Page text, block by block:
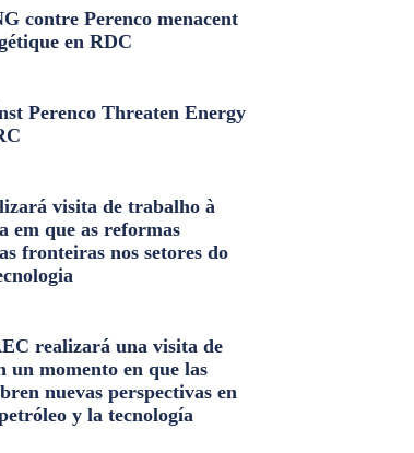
contre Perenco menacent
en RDC
Perenco Threaten Energy
visita de trabalho à
em que as reformas
fronteiras nos setores do
realizará una visita de
un momento en que las
nuevas perspectivas en
y la tecnología